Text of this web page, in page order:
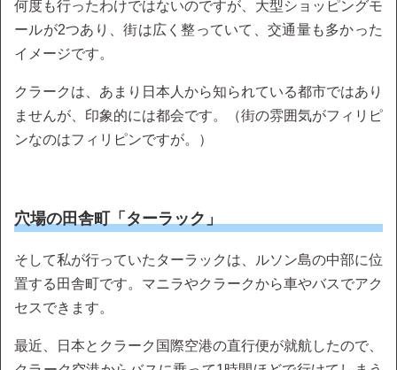
何度も行ったわけではないのですが、大型ショッピングモ
ールが2つあり、街は広く整っていて、交通量も多かった
イメージです。
クラークは、あまり日本人から知られている都市ではあり
ませんが、印象的には都会です。（街の雰囲気がフィリピ
ンなのはフィリピンですが。）
穴場の田舎町「ターラック」
そして私が行っていたターラックは、ルソン島の中部に位
置する田舎町です。マニラやクラークから車やバスでアク
セスできます。
最近、日本とクラーク国際空港の直行便が就航したので、